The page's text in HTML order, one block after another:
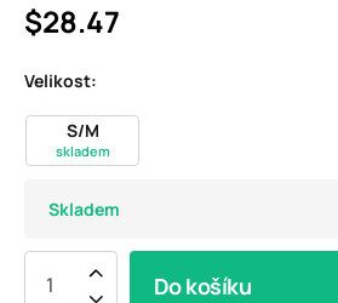
$28.47
Velikost:
S/M
skladem
Skladem
Do košíku